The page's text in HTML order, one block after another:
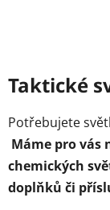
Taktické
Potřebujete
Máme pro vás
chemických
doplňků či